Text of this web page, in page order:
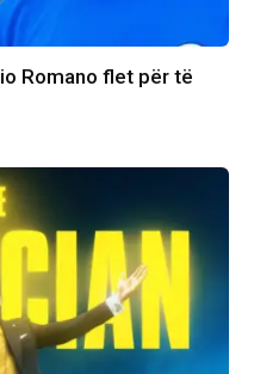
Romano flet për të